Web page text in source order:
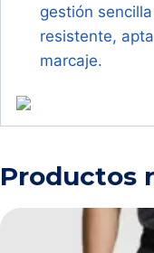
gestión
resistente,
marcaje.
Productos